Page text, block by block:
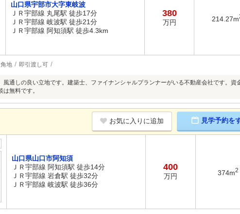
山口県宇部市大字東岐波
ＪＲ宇部線 丸尾駅 徒歩17分
ＪＲ宇部線 岐波駅 徒歩21分
ＪＲ宇部線 阿知須駅 徒歩4.3km
380
万円 214.27m
角地 即引渡し可
風通しの良い立地です。建築士、ファイナンシャルプランナーがいる不動産会社です。
は無料です。
お気に入りに追加 見学予約を
山口県山口市阿知須
ＪＲ宇部線 阿知須駅 徒歩14分
ＪＲ宇部線 岩倉駅 徒歩32分
ＪＲ宇部線 岐波駅 徒歩36分
400
万円 374m2